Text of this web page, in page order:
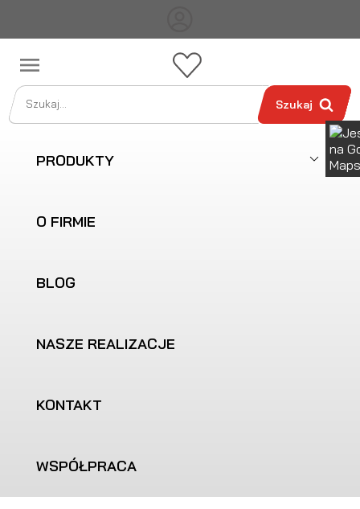

Szukaj
PRODUKTY
O FIRMIE
BLOG
NASZE REALIZACJE
KONTAKT
WSPÓŁPRACA